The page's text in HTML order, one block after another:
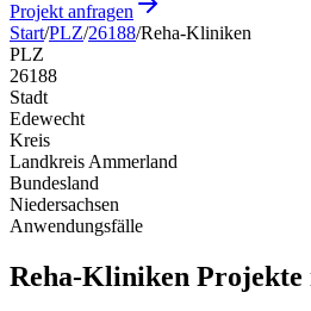
Projekt anfragen
Start/PLZ/26188/Reha-Kliniken
PLZ
26188
Stadt
Edewecht
Kreis
Landkreis Ammerland
Bundesland
Niedersachsen
Anwendungsfälle
Reha-Kliniken Projekte